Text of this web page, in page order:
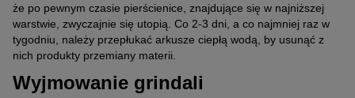
że po pewnym czasie pierścienice, znajdujące się w najniższej
warstwie, zwyczajnie się utopią. Co 2-3 dni, a co najmniej raz w
tygodniu, należy przepłukać arkusze ciepłą wodą, by usunąć z
nich produkty przemiany materii.
Wyjmowanie grindali